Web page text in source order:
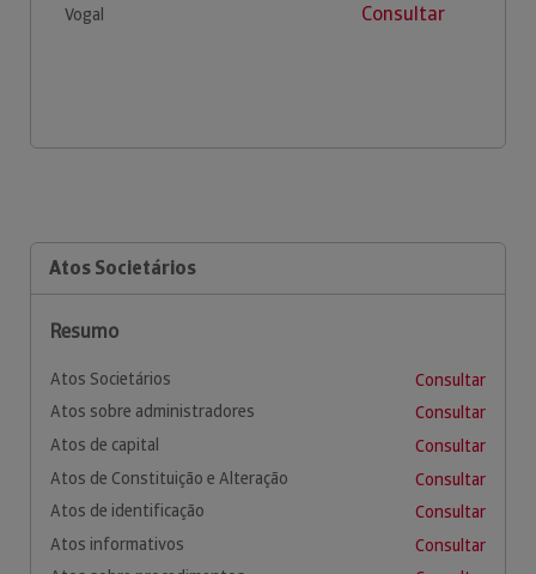
Vogal Consultar
Atos Societários
Resumo
Atos Societários
Consultar
Atos sobre administradores
Consultar
Atos de capital
Consultar
Atos de Constituição e Alteração
Consultar
Atos de identificação
Consultar
Atos informativos
Consultar